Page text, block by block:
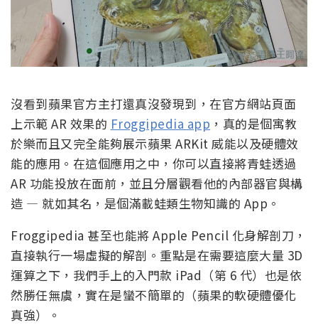
沒看到蘋果官方主打還真沒發現到，在官方網站頁面
上示範 AR 效果的 Froggipedia app ，真的是個寓教
於樂而且又完全能夠展示蘋果 ARKit 威能以及硬體效
能的應用。在這個應用之中，你可以直接將青蛙透過
AR 功能投放在面前，並且分層觀看他的內部器官與構
造 — 就如其名，是個滿載蛙類生物知識的 App。
Froggipedia 甚至也能將 Apple Pencil 化身解剖刀，
直接執行一場虛擬的解剖。重點是在需要這麼大量 3D
運算之下，我們手上的入門款 iPad（第 6 代）也是依
然勝任無虞，實在是蠻不簡單的（蘋果的軟硬體優化
真強）。